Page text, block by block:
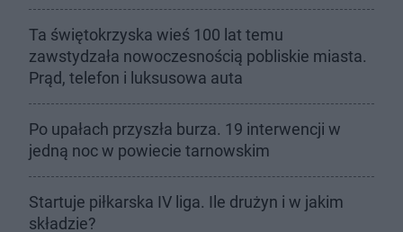
Ta świętokrzyska wieś 100 lat temu
zawstydzała nowoczesnością pobliskie miasta.
Prąd, telefon i luksusowa auta
Po upałach przyszła burza. 19 interwencji w
jedną noc w powiecie tarnowskim
Startuje piłkarska IV liga. Ile drużyn i w jakim
składzie?